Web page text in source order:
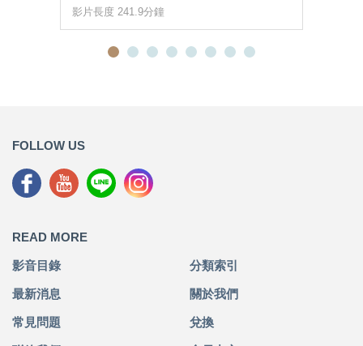
影片長度 241.9分鐘
FOLLOW US
READ MORE
影音目錄 分類索引
最新消息 關於我們
常見問題 兌換